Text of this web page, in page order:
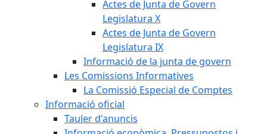
Actes de Junta de Govern
Legislatura X
Actes de Junta de Govern
Legislatura IX
Informació de la junta de govern
Les Comissions Informatives
La Comissió Especial de Comptes
Informació oficial
Tauler d'anuncis